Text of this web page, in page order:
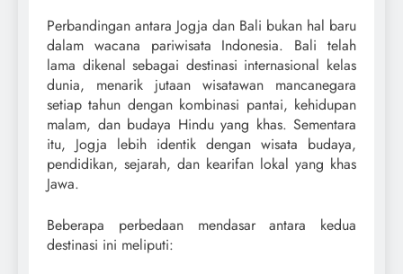
Perbandingan antara Jogja dan Bali bukan hal baru
dalam wacana pariwisata Indonesia. Bali telah
lama dikenal sebagai destinasi internasional kelas
dunia, menarik jutaan wisatawan mancanegara
setiap tahun dengan kombinasi pantai, kehidupan
malam, dan budaya Hindu yang khas. Sementara
itu, Jogja lebih identik dengan wisata budaya,
pendidikan, sejarah, dan kearifan lokal yang khas
Jawa.
Beberapa perbedaan mendasar antara kedua
destinasi ini meliputi: